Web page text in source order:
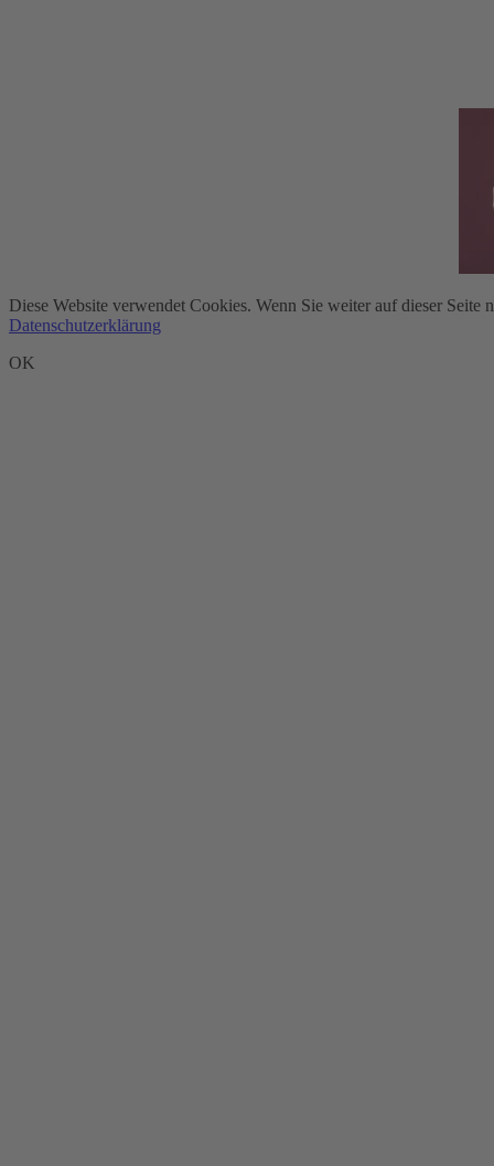
Diese Website verwendet Cookies. Wenn Sie weiter auf dieser
Datenschutzerklärung
OK